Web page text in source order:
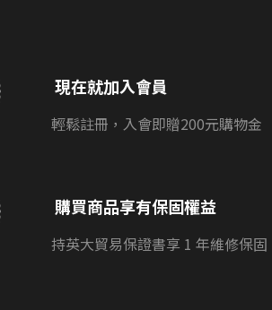
現在就加入會員
輕鬆註冊，入會即贈200元購物金
購買商品享有保固權益
持英大貿易保證書享 1 年維修保固